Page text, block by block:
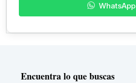
WhatsApp
Encuentra lo que buscas